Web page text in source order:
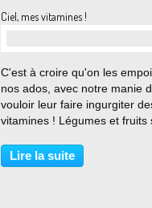
Ciel, mes vitamines !
C'est à croire qu'on les
nos ados, avec notre manie
vouloir leur faire ingurgiter
vitamines ! Légumes et fruits
préfère les pâtes, le riz ou les
pommes de terre. Sans que
Lire la suite